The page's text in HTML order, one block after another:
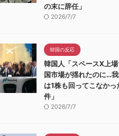
の末に辞任」
2026/7/7
韓国の反応
韓国人「スペースX上
国市場が揺れたのに…
は1株も回ってこなかっ
件」
2026/7/7